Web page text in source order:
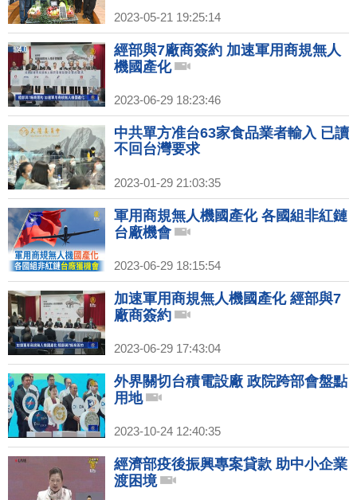
2023-05-21 19:25:14
經部與7廠商簽約 加速軍用商規無人
機國產化
2023-06-29 18:23:46
中共單方准台63家食品業者輸入 已讀
不回台灣要求
2023-01-29 21:03:35
軍用商規無人機國產化 各國組非紅鏈
台廠機會
2023-06-29 18:15:54
加速軍用商規無人機國產化 經部與7
廠商簽約
2023-06-29 17:43:04
外界關切台積電設廠 政院跨部會盤點
用地
2023-10-24 12:40:35
經濟部疫後振興專案貸款 助中小企業
渡困境